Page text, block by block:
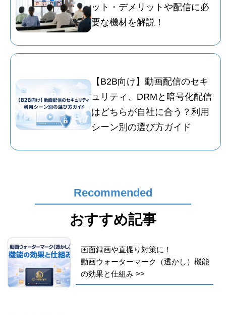
ット・デメリットや配信に必
要な機材を解説！
【B2B向け】動画配信のセキ
ュリティ、DRMと暗号化配信
はどちらが自社に合う？利用
シーン別の選び方ガイド
Recommended
おすすめ記事
画面録画や直撮り対策に！
動画ウォーターマーク（透かし）機能
の効果と仕組み>>